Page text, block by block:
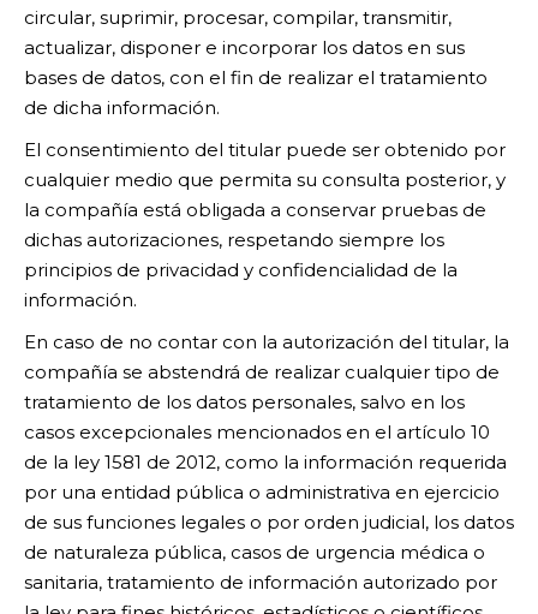
circular, suprimir, procesar, compilar, transmitir,
actualizar, disponer e incorporar los datos en sus
bases de datos, con el fin de realizar el tratamiento
de dicha información.
El consentimiento del titular puede ser obtenido por
cualquier medio que permita su consulta posterior, y
la compañía está obligada a conservar pruebas de
dichas autorizaciones, respetando siempre los
principios de privacidad y confidencialidad de la
información.
En caso de no contar con la autorización del titular, la
compañía se abstendrá de realizar cualquier tipo de
tratamiento de los datos personales, salvo en los
casos excepcionales mencionados en el artículo 10
de la ley 1581 de 2012, como la información requerida
por una entidad pública o administrativa en ejercicio
de sus funciones legales o por orden judicial, los datos
de naturaleza pública, casos de urgencia médica o
sanitaria, tratamiento de información autorizado por